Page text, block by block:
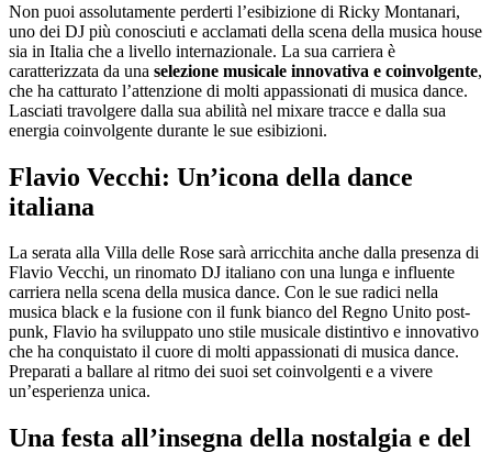
Non puoi assolutamente perderti l’esibizione di Ricky Montanari,
uno dei DJ più conosciuti e acclamati della scena della musica house
sia in Italia che a livello internazionale. La sua carriera è
caratterizzata da una selezione musicale innovativa e coinvolgente,
che ha catturato l’attenzione di molti appassionati di musica dance.
Lasciati travolgere dalla sua abilità nel mixare tracce e dalla sua
energia coinvolgente durante le sue esibizioni.
Flavio Vecchi: Un’icona della dance
italiana
La serata alla Villa delle Rose sarà arricchita anche dalla presenza di
Flavio Vecchi, un rinomato DJ italiano con una lunga e influente
carriera nella scena della musica dance. Con le sue radici nella
musica black e la fusione con il funk bianco del Regno Unito post-
punk, Flavio ha sviluppato uno stile musicale distintivo e innovativo
che ha conquistato il cuore di molti appassionati di musica dance.
Preparati a ballare al ritmo dei suoi set coinvolgenti e a vivere
un’esperienza unica.
Una festa all’insegna della nostalgia e del